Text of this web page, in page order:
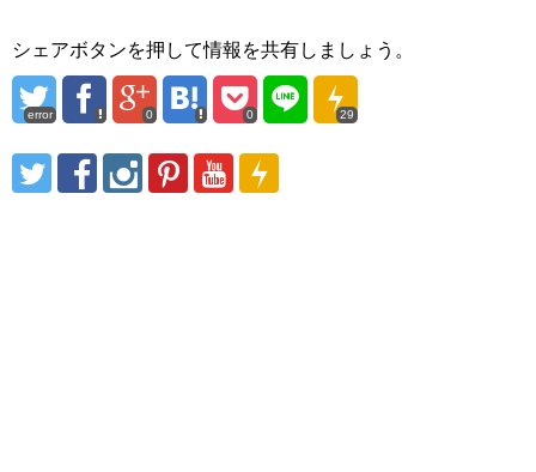
シェアボタンを押して情報を共有しましょう。
error 0 0 29